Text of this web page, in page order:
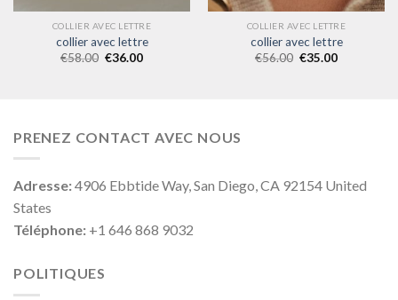
COLLIER AVEC LETTRE
collier avec lettre
€58.00 €36.00
COLLIER AVEC LETTRE
collier avec lettre
€56.00 €35.00
PRENEZ CONTACT AVEC NOUS
Adresse:4906 Ebbtide Way, San Diego, CA 92154 United
States
Téléphone: +1 646 868 9032
POLITIQUES